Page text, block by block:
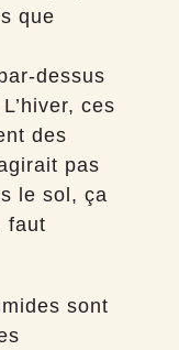
que
dessus
ces
des
pas
le sol, ça
faut
sont